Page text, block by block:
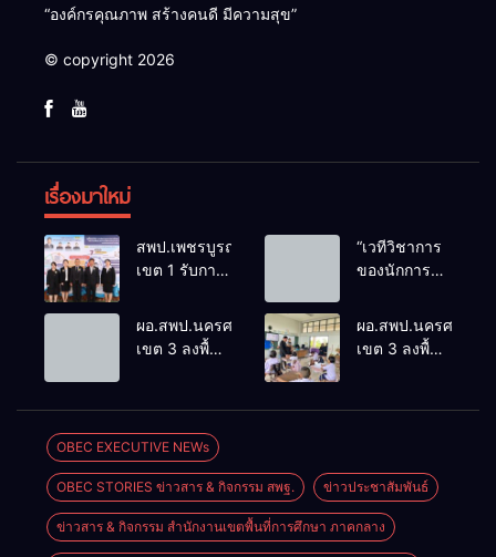
“องค์กรคุณภาพ สร้างคนดี มีความสุข”
© copyright 2026
เรื่องมาใหม่
สพป.เพชรบูรณ์
เขต 1 รับการ
ประเมินผล
เชิงประจักษ์
ต้นแบบ”
ระดับประเทศ
รุ่นที่ 3 ประจำ
ปีงบประมาณ
พ.ศ. 2569
“เวทีวิชาการ
ของนักการ
ThaiCER
International
Research
(ThaiCER)
2026
ผอ.สพป.นครศรีธรรมราช
เขต 3 ลงพื้นที่
ปากพนัง
ผอ.สพป.นครศรีธรร
เขต 3 ลงพื้นที่
OBEC EXECUTIVE NEWs
OBEC STORIES ข่าวสาร & กิจกรรม สพฐ. ข่าวประชาสัมพันธ์
ข่าวสาร & กิจกรรม สำนักงานเขตพื้นที่การศึกษา ภาคกลาง